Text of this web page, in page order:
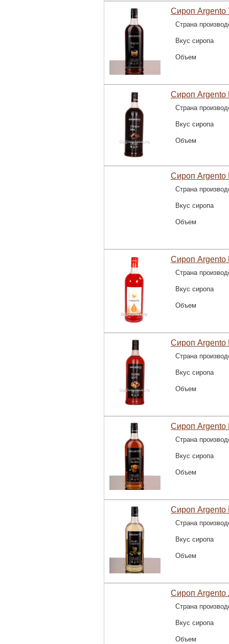
Сироп Argento
Страна
Вкус сиропа
Объем
Сироп Argento
Страна
Вкус сиропа
Объем
Сироп Argento
Страна
Вкус сиропа
Объем
Сироп Argento
Страна
Вкус сиропа
Объем
Сироп Argento
Страна
Вкус сиропа
Объем
Сироп Argento
Страна
Вкус сиропа
Объем
Сироп Argento
Страна
Вкус сиропа
Объем
Сироп Argento
Страна
Вкус сиропа
Объем